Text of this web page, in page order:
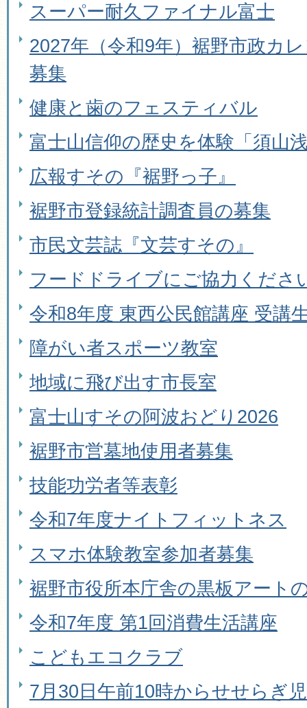
スーパー耐久ファイナル富士
2027年（令和9年）裾野市政カ
募集
健康と歯のフェスティバル
富士山信仰の歴史を体験「須山
広報すその『裾野っ子』
裾野市登録統計調査員の募集
市民文芸誌『文芸すその』
フードドライブにご協力くださ
令和8年度 東西公民館講座 受講
障がい者スポーツ教室
地域に飛び出す市長室
富士山すその阿波おどり2026
裾野市営墓地使用者募集
技能功労者等表彰
令和7年度ナイトフィットネス
スマホ体験教室参加者募集
裾野市役所本庁舎の黒板アート
令和7年度 第1回消費生活講座
こどもエコクラブ
7月30日午前10時からせせらぎ